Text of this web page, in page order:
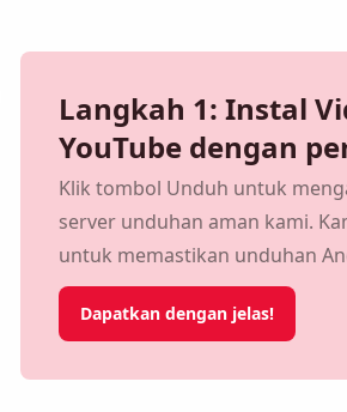
Langkah 1: Instal
YouTube dengan
Klik tombol Unduh untuk
server unduhan aman kami.
untuk memastikan unduhan
Dapatkan dengan jelas!